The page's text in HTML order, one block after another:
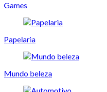
Games
Papelaria
Mundo beleza